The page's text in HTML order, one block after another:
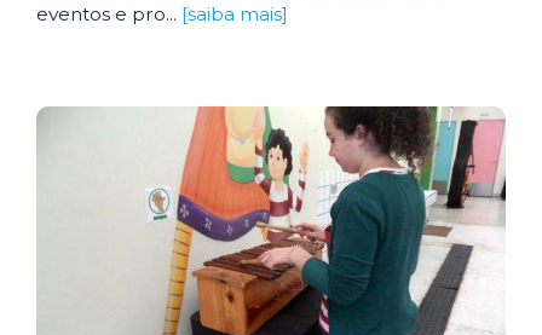
eventos e pro... [saiba mais]